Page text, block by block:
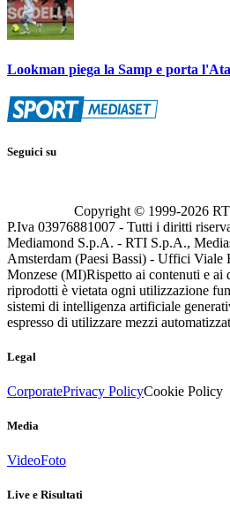
Lookman piega la Samp e porta
Seguici su
Copyright © 1999-2026
P.Iva 03976881007 - Tutti i diritti
Mediamond S.p.A. - RTI S.p.A.,
Amsterdam (Paesi Bassi) - Uffici Viale
Monzese (MI)Rispetto ai contenuti e ai
riprodotti è vietata ogni utilizzazione
sistemi di intelligenza artificiale
espresso di utilizzare mezzi
Legal
CorporatePrivacy PolicyCookie Policy
Media
VideoFoto
Live e Risultati